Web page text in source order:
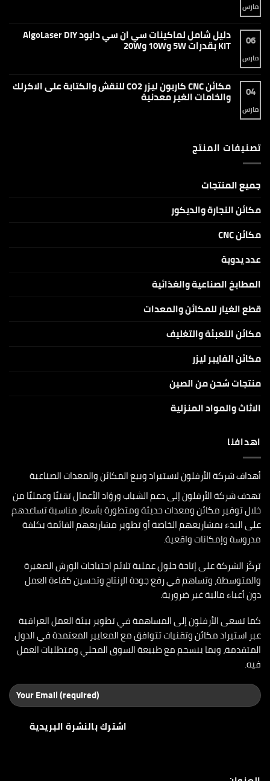
–
التقنية
المتطورة
مارس
كل
ما
تحتاج
ليزر
ماركنج
ماركة
06
مارس
دليل شامل لماكينات سي ان سي دايود AlgoLaser DIY
KIT بقدرات 5W و10W و20W
دليل
شامل
لماكينات
DIY
KIT
و20W
04
مارس
مكائن CNC كاربون ليزر CO2 للنقش والكتابة على الاكرلك
والخامات الغير معدنية
CNC
كاربون
والكتابة
على
الغير
معدنية
تصنيفات المنتج
جميع المنتجات
مكائن النجارة والديكور
مكائن CNC
عدد يدوية
المطابخ الصناعية والغذائية
قطع الغيار للمكائن والمعدات
مكائن التعبئة والتغليف
مكائن الفايبر ليزر
منتجات شحن من الصين
الاثاث والمواد المنزلية
اهدافنا
أهداف شركة الأرفلون لاستيراد وبيع المكائن والمعدات الصناعية
تهدف شركة الأرفلون إلى دعم الشباب وروّاد الأعمال تقنيًا وعمليًا من
خلال توفير مكائن ومعدات حديثة ومتطورة بأسعار مناسبة تساعدهم
على البدء بمشاريعهم الخاصة أو تطوير مشاريعهم القائمة بكلفة
مدروسة وإمكانات واقعية.
تركّز الشركة على إتاحة حلول عملية تلائم احتياجات الورش الصغيرة
والمتوسطة، وتساهم في رفع جودة الإنتاج وتحسين كفاءة العمل
دون أعباء مالية غير ضرورية.
كما تسعى الأرفلون إلى المساهمة في تطوير بيئة العمل العراقية
عبر استيراد مكائن وتقنيات تتوافق مع المعايير المعتمدة في الدول
المتقدمة، وبما ينسجم مع طبيعة السوق المحلي ومتطلبات العمل
فيه.